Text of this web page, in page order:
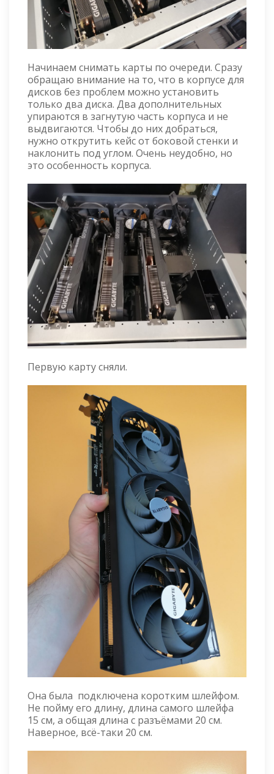
Начинаем снимать карты по очереди. Сразу
обращаю внимание на то, что в корпусе для
дисков без проблем можно установить
только два диска. Два дополнительных
упираются в загнутую часть корпуса и не
выдвигаются. Чтобы до них добраться,
нужно открутить кейс от боковой стенки и
наклонить под углом. Очень неудобно, но
это особенность корпуса.
Первую карту сняли.
Она была подключена коротким шлейфом.
Не пойму его длину, длина самого шлейфа
15 см, а общая длина с разъёмами 20 см.
Наверное, всё-таки 20 см.